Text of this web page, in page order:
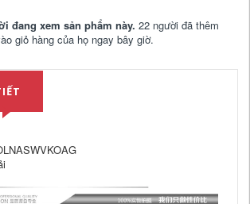
đang xem sản phẩm này. 22 người đã thêm
giỏ hàng của họ ngay bây giờ.